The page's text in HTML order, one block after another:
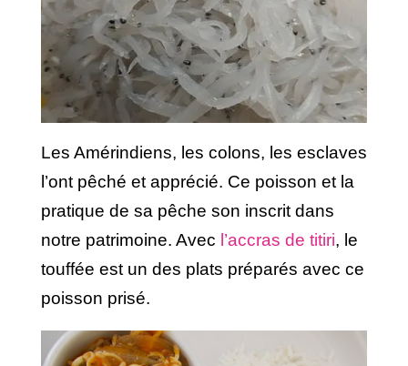
Les Amérindiens, les colons, les esclaves
l’ont pêché et apprécié. Ce poisson et la
pratique de sa pêche son inscrit dans
notre patrimoine. Avec l’accras de titiri, le
touffée est un des plats préparés avec ce
poisson prisé.